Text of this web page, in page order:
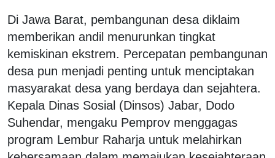
Di Jawa Barat, pembangunan desa diklaim
memberikan andil menurunkan tingkat
kemiskinan ekstrem. Percepatan pembangunan
desa pun menjadi penting untuk menciptakan
masyarakat desa yang berdaya dan sejahtera.
Kepala Dinas Sosial (Dinsos) Jabar, Dodo
Suhendar, mengaku Pemprov menggagas
program Lembur Raharja untuk melahirkan